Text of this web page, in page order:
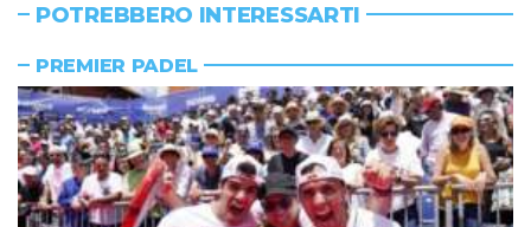
POTREBBERO INTERESSARTI
PREMIER PADEL